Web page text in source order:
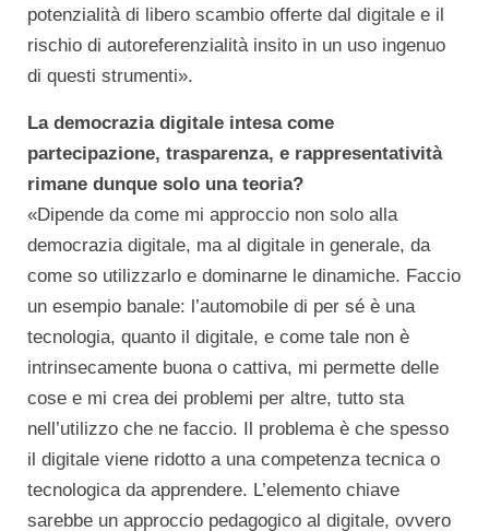
potenzialità di libero scambio offerte dal digitale e il
rischio di autoreferenzialità insito in un uso ingenuo
di questi strumenti».
La democrazia digitale intesa come
partecipazione, trasparenza, e rappresentatività
rimane dunque solo una teoria?
«Dipende da come mi approccio non solo alla
democrazia digitale, ma al digitale in generale, da
come so utilizzarlo e dominarne le dinamiche. Faccio
un esempio banale: l’automobile di per sé è una
tecnologia, quanto il digitale, e come tale non è
intrinsecamente buona o cattiva, mi permette delle
cose e mi crea dei problemi per altre, tutto sta
nell’utilizzo che ne faccio. Il problema è che spesso
il digitale viene ridotto a una competenza tecnica o
tecnologica da apprendere. L’elemento chiave
sarebbe un approccio pedagogico al digitale, ovvero